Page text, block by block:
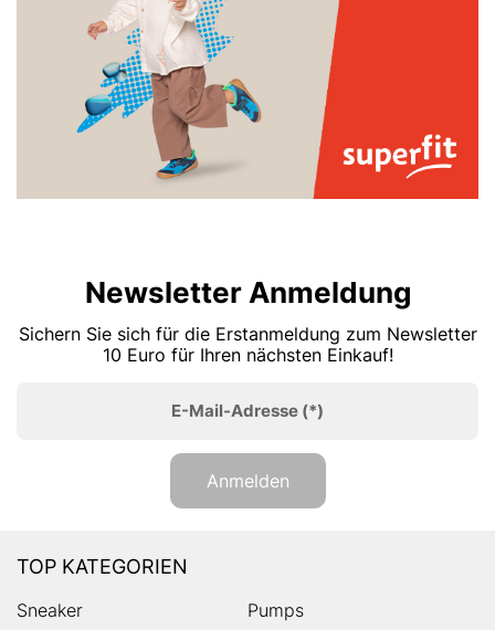
Newsletter Anmeldung
Sichern Sie sich für die Erstanmeldung zum Newsletter
10 Euro für Ihren nächsten Einkauf!
E-Mail-Adresse (*)
Anmelden
TOP KATEGORIEN
Sneaker
Pumps